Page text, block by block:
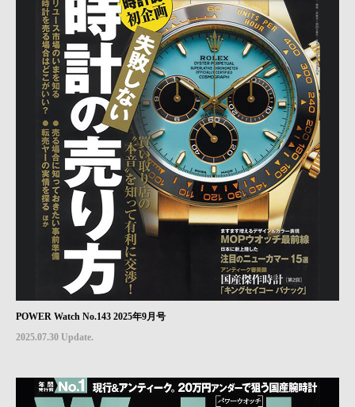
POWER Watch No.143 2025年9月号
2025.07.30 Update.